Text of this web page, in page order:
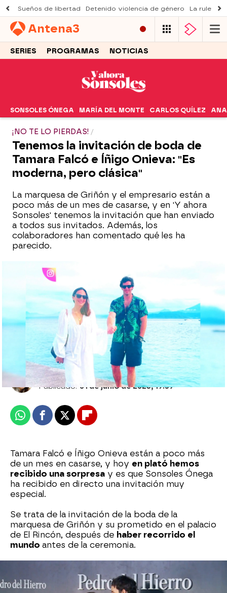
Sueños de libertad Detenido violencia de género La ruleta
Antena3
SERIES PROGRAMAS NOTICIAS
SONSOLES ÓNEGA MARÍA DEL MONTE CARLOS QUÍLEZ ANA
¡NO TE LO PIERDAS!
Tenemos la invitación de boda de
Tamara Falcó e Íñigo Onieva: "Es
moderna, pero clásica"
La marquesa de Griñón y el empresario están a
poco más de un mes de casarse, y en 'Y ahora
Sonsoles' tenemos la invitación que han enviado
a todos sus invitados. Además, los
colaboradores han comentado qué les ha
parecido.
Tamara Falcó, influencer de redes y de la
fe: una fiel seguidora ingresa a monja
motivada por sus palabras
Sara Ruiz
Publicado: 01 de junio de 2023, 19:57
WhatsappFacebook
X Flipboard
Tamara Falcó e Íñigo Onieva están a poco más
de un mes en casarse, y hoy en plató hemos
recibido una sorpresa y es que Sonsoles Ónega
ha recibido en directo una invitación muy
especial.
Se trata de la invitación de la boda de la
marquesa de Griñón y su prometido en el palacio
de El Rincón, después de haber recorrido el
mundo antes de la ceremonia.
diseño moderno, pero clásico
como ella.